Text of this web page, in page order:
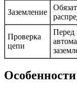
Заземление
Проверка
цепи
Перед